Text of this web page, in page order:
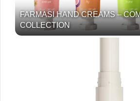
FARMASI HAND CREAMS –
COLLECTION